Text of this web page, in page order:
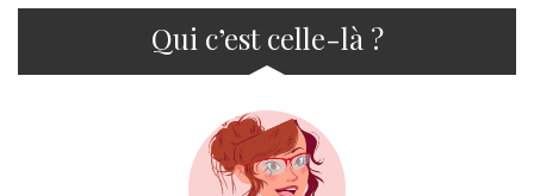
Qui c’est celle-là ?